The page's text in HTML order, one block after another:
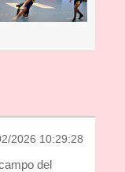
2026 10:29:28
del